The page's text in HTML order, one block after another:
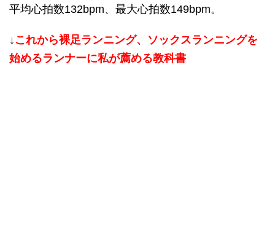
平均心拍数132bpm、最大心拍数149bpm。
↓ これから裸足ランニング、ソックスランニングを
始めるランナーに私が薦める教科書